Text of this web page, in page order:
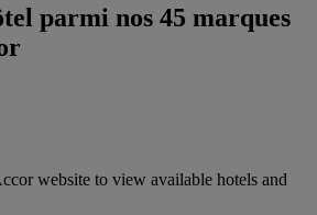
parmi nos 45 marques
website to view available hotels and